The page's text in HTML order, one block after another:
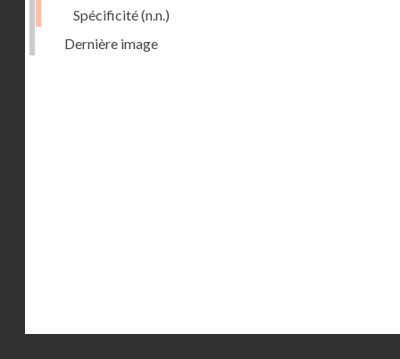
Spécificité(n.n.)
Dernière image